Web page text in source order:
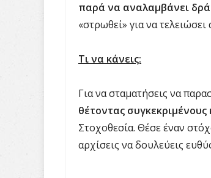
παρά να αναλαμβάνει
«στρωθεί» για να
Τι να κάνεις:
Για να σταματήσεις να
θέτοντας συγκεκριμένους
Στοχοθεσία. Θέσε έναν
αρχίσεις να δουλεύεις